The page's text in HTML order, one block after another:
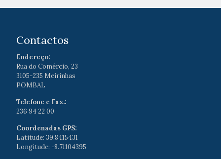
Contactos
Endereço:
Rua do Comércio, 23
3105-235 Meirinhas
POMBAL
Telefone e Fax.:
236 94 22 00
Coordenadas GPS:
Latitude: 39.8415431
Longitude: -8.71104395